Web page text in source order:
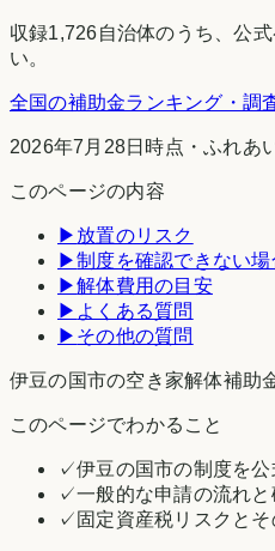
収録1,726自治体のうち、公
い。
全国の補助金ランキング・調
2026年7月28日時点 ・ふれあ
このページの内容
▶ 放置のリスク
▶制度を確認できない
▶解体費用の目安
▶ よくある質問
▶ その他の質問
伊豆の国市の空き家解体補助
このページでわかること
✓伊豆の国市の制度を
✓一般的な申請の流れと
✓ 固定資産税リスクと